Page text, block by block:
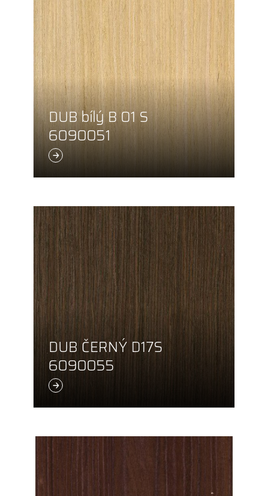
DUB bílý B 01 S
6090051
DUB ČERNÝ D17S
6090055